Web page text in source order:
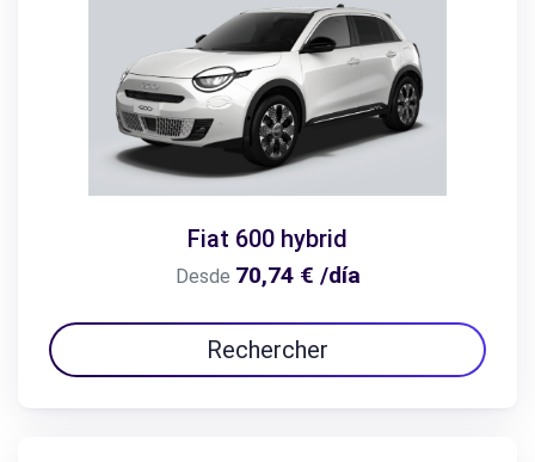
Fiat 600 hybrid
Desde 70,74 € /día
Rechercher